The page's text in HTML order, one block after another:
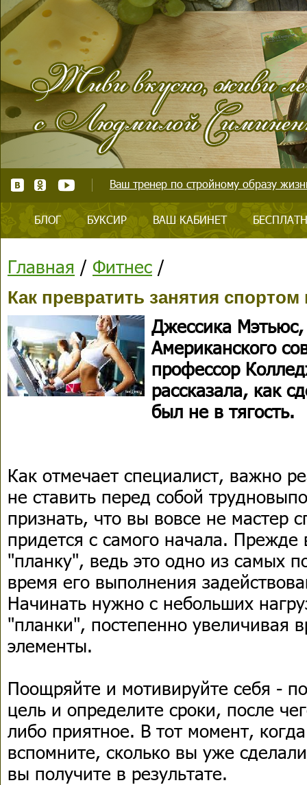
Ваш тренер по стройному образу
БЛОГ БУКСИР ВАШ КАБИНЕТ
Главная / Фитнес /
Как превратить занятия
Джессика Мэтьюс,
Американского
профессор
рассказала, как
был не в тягость.
Как отмечает специалист, важно
не ставить перед собой
признать, что вы вовсе не мастер
придется с самого начала. Прежде
"планку", ведь это одно из самых
время его выполнения
Начинать нужно с небольших
"планки", постепенно увеличивая
элементы.
Поощряйте и мотивируйте себя -
цель и определите сроки, после
либо приятное. В тот момент,
вспомните, сколько вы уже
вы получите в результате.